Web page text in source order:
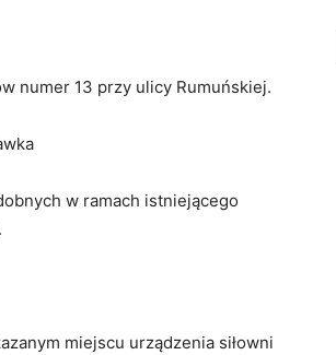
numer 13 przy ulicy Rumuńskiej.
w ramach istniejącego
miejscu urządzenia siłowni